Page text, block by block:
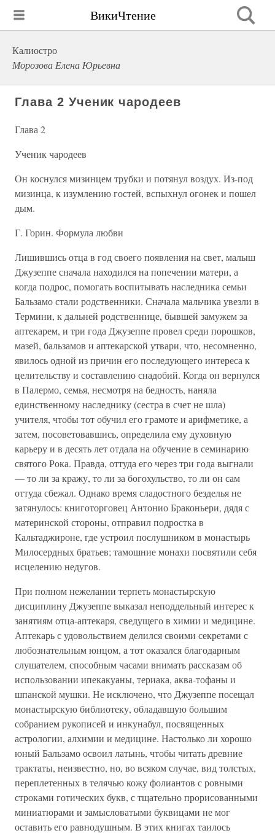
ВикиЧтение
Калиостро
Морозова Елена Юрьевна
Глава 2 Ученик чародеев
Глава 2
Ученик чародеев
Он коснулся мизинцем трубки и потянул воздух. Из-под
мизинца, к изумлению гостей, вспыхнул огонек и пошел
дым.
Г. Горин. Формула любви
Лишившись отца в год своего появления на свет, малыш
Джузеппе сначала находился на попечении матери, а
когда подрос, помогать воспитывать наследника семьи
Бальзамо стали родственники. Сначала мальчика увезли в
Термини, к дальней родственнице, бывшей замужем за
аптекарем, и три года Джузеппе провел среди порошков,
мазей, бальзамов и аптекарской утвари, что, несомненно,
явилось одной из причин его последующего интереса к
целительству и составлению снадобий. Когда он вернулся
в Палермо, семья, несмотря на бедность, наняла
единственному наследнику (сестра в счет не шла)
учителя, чтобы тот обучил его грамоте и арифметике, а
затем, посоветовавшись, определила ему духовную
карьеру и в десять лет отдала на обучение в семинарию
святого Рока. Правда, оттуда его через три года выгнали
— то ли за кражу, то ли за богохульство, то ли он сам
оттуда сбежал. Однако время сладостного безделья не
затянулось: книготорговец Антонио Браконьери, дядя с
материнской стороны, отправил подростка в
Кальтаджироне, где устроил послушником в монастырь
Милосердных братьев; тамошние монахи посвятили себя
исцелению недугов.
При полном нежелании терпеть монастырскую
дисциплину Джузеппе выказал неподдельный интерес к
занятиям отца-аптекаря, сведущего в химии и медицине.
Аптекарь с удовольствием делился своими секретами с
любознательным юнцом, а тот оказался благодарным
слушателем, способным часами внимать рассказам об
использовании ипекакуаны, териака, аква-тофаны и
шпанской мушки. Не исключено, что Джузеппе посещал
монастырскую библиотеку, обладавшую большим
собранием рукописей и инкунабул, посвященных
астрологии, алхимии и медицине. Настолько ли хорошо
юный Бальзамо освоил латынь, чтобы читать древние
трактаты, неизвестно, но, во всяком случае, вид толстых,
переплетенных в телячью кожу фолиантов с ровными
строками готических букв, с тщательно прорисованными
миниатюрами и замысловатыми буквицами не мог
оставить его равнодушным. В этих книгах таилось